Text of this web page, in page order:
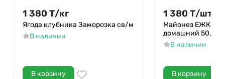
1 380 Т/кг
Ягода клубника Заморозка св/м
В наличии
В корзину
1 380 Т/шт.
Майонез ЕЖК
домашний 50,5%
В наличии
В корзину